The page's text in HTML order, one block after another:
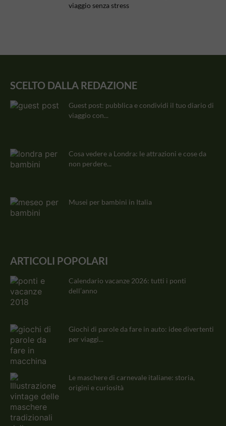
viaggio senza stress
SCELTO DALLA REDAZIONE
Guest post: pubblica e condividi il tuo diario di
viaggio con...
Cosa vedere a Londra: le attrazioni e cose da
non perdere...
Musei per bambini in Italia
ARTICOLI POPOLARI
Calendario vacanze 2026: tutti i ponti
dell’anno
Giochi di parole da fare in auto: idee divertenti
per viaggi...
Le maschere di carnevale italiane: storia,
origini e curiosità